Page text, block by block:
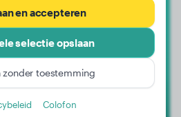
Priya
en accepteren
selectie opslaan
zonder toestemming
Colofon